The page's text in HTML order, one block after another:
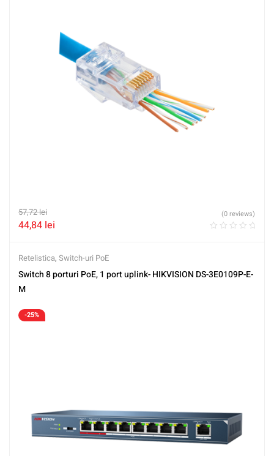
57,72lei
44,84 lei
(0 reviews)
Retelistica, Switch-uri PoE
Switch 8 porturi PoE, 1 port uplink- HIKVISION DS-3E0109P-E-
M
-25%